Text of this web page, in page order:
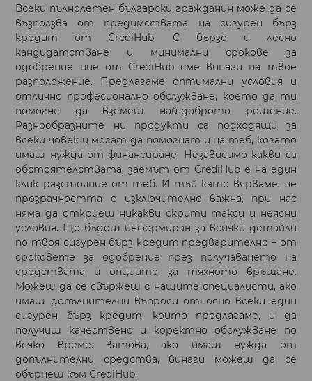
Всеки пълнолетен български гражданин може да се
възползва от предимствата на сигурен бърз
кредит от CrediHub. С бързо и лесно
кандидатстване и минимални срокове за
одобрение ние от CrediHub сме винаги на твое
разположение. Предлагаме оптимални условия и
отлично професионално обслужване, което да ти
помогне да вземеш най-доброто решение.
Разнообразните ни продукти са подходящи за
всеки човек и могат да помогнат и на теб, когато
имаш нужда от финансиране. Независимо какви са
обстоятелствата, заемът от CrediHub е на един
клик разстояние от теб. И тъй като вярваме, че
прозрачността е изключително важна, при нас
няма да откриеш никакви скрити такси и неясни
условия. Ще бъдеш информиран за всички детайли
по твоя сигурен бърз кредит предварително – от
сроковете за одобрение през получаването на
средствата и опциите за тяхното връщане.
Можеш да се свържеш с нашите специалисти, ако
имаш допълнителни въпроси относно всеки един
сигурен бърз кредит, който предлагаме, и да
получиш качествено и коректно обслужване по
всяко време. Затова, ако имаш нужда от
допълнителни средства, винаги можеш да се
обърнеш към CrediHub.